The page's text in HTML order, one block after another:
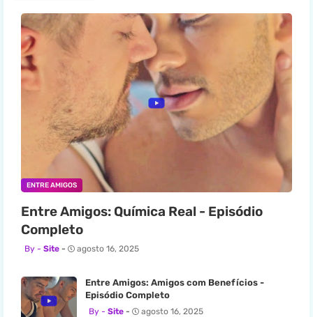
ENTRE AMIGOS
Entre Amigos: Química Real - Episódio
Completo
Site agosto 16, 2025
Entre Amigos: Amigos com Benefícios -
Episódio Completo
Site agosto 16, 2025